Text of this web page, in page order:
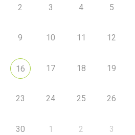
2 3 4 5
9 10 11 12
16 17 18 19
23 24 25 26
30 1 2 3